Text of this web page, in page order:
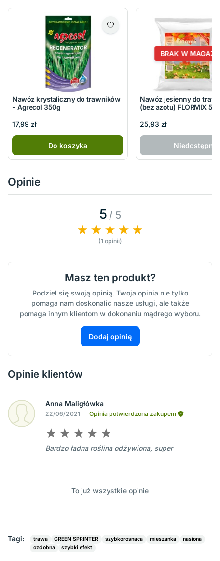
Nawóz krystaliczny do trawników
- Agrecol 350g
17,99 zł
Do koszyka
BRAK W
Nawóz jesienny do
(bez azotu) FLORMIX 5kg
25,93 zł
Niedostępny
Opinie
5 / 5
(1 opinii)
Masz ten produkt?
Podziel się swoją opinią. Twoja opinia nie tylko
pomaga nam doskonalić nasze usługi, ale także
pomaga innym klientom w dokonaniu mądrego wyboru.
Dodaj opinię
Opinie klientów
Anna Maligłówka
22/06/2021 Opinia potwierdzona zakupem
Bardzo ładna roślina odżywiona, super
To już wszystkie opinie
Tagi: trawa GREEN SPRINTER szybkorosnaca mieszanka
nasiona
ozdobna
szybki efekt